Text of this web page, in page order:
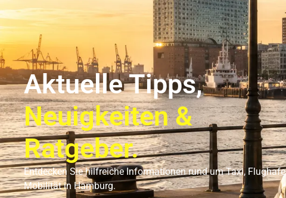
Flughafentransfer Hamburg Unser
Aktuelle Tipps,
Neuigkeiten &
Ratgeber.
Entdecken Sie hilfreiche Informationen rund um Taxi,
Mobilität in Hamburg.